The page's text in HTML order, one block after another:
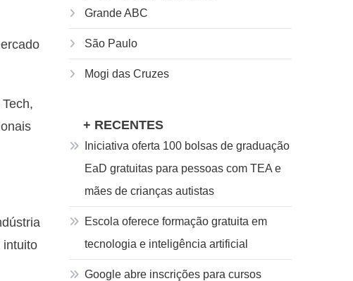
intuito
Grande ABC
São Paulo
Mogi das Cruzes
+ RECENTES
Iniciativa oferta 100 bolsas de graduação
EaD gratuitas para pessoas com TEA e
mães de crianças autistas
Escola oferece formação gratuita em
tecnologia e inteligência artificial
Google abre inscrições para cursos